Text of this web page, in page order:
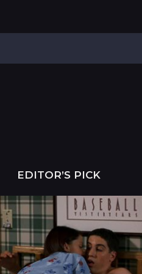
EDITOR’S PICK